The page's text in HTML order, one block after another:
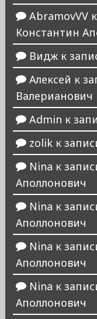
AbramovVVк
Константин
Виджк
Алексей к
Валерианович
Admin к
zolikк
Nina к
Аполлонович
Nina к
Аполлонович
Nina к
Аполлонович
Nina к
Аполлонович